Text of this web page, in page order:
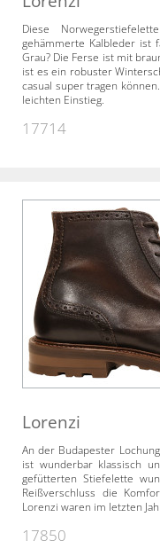
Diese
gehämmerte Kalbleder ist
Grau? Die Ferse ist mit
ist es ein robuster
casual super tragen
leichten Einstieg.
17714
Lorenzi
An der Budapester
ist wunderbar klassisch
gefütterten Stiefelette
Reißverschluss die
Lorenzi waren im letzten
17850